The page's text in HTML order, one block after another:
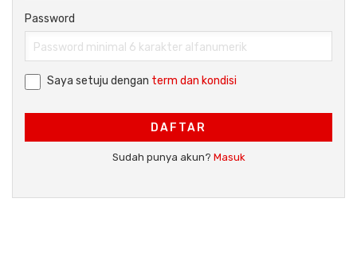
Password
Saya setuju dengan term dan kondisi
DAFTAR
Sudah punya akun? Masuk